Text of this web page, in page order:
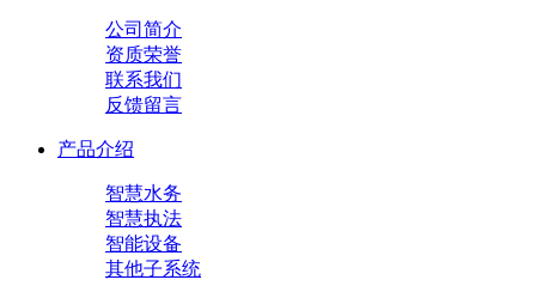
公司简介
资质荣誉
联系我们
反馈留言
产品介绍
智慧水务
智慧执法
智能设备
其他子系统